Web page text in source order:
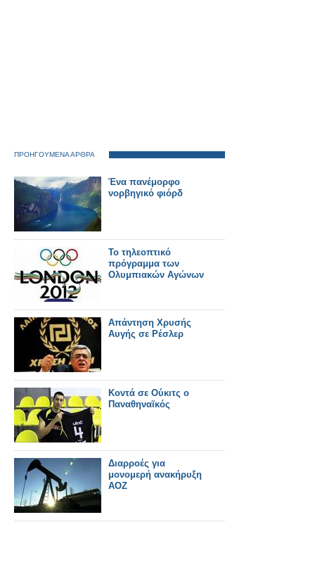
ΠΡΟΗΓΟΥΜΕΝΑ ΑΡΘΡΑ
Ένα πανέμορφο
νορβηγικό φιόρδ
Το τηλεοπτικό
πρόγραμμα των
Ολυμπιακών Αγώνων
Απάντηση Χρυσής
Αυγής σε Ρέσλερ
Κοντά σε Ούκιτς ο
Παναθηναϊκός
Διαρροές για
μονομερή ανακήρυξη
ΑΟΖ